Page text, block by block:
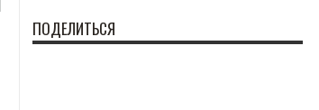
ПОДЕЛИТЬСЯ